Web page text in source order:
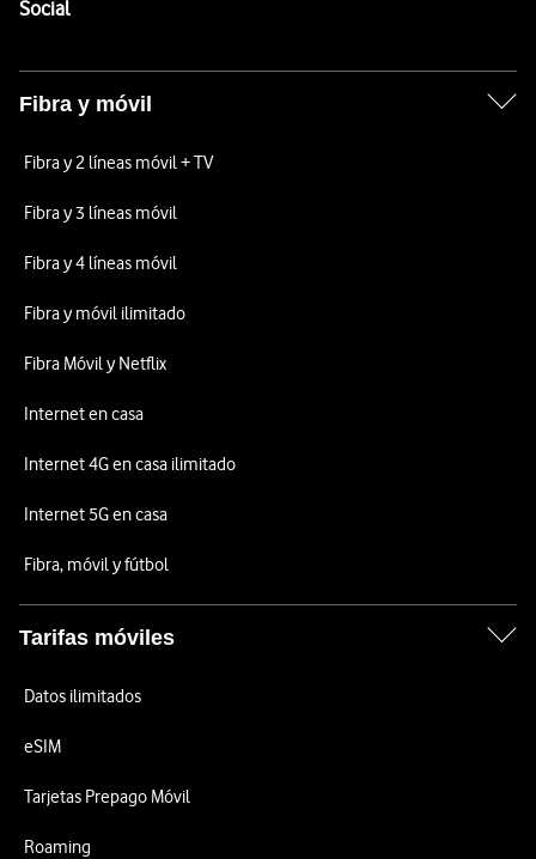
SocialEnlaces a las redes sociales de Vodafone
Fibra y móvil
Fibra y 2 líneas móvil + TV
Fibra y 3 líneas móvil
Fibra y 4 líneas móvil
Fibra y móvil ilimitado
Fibra Móvil y Netflix
Internet en casa
Internet 4G en casa ilimitado
Internet 5G en casa
Fibra, móvil y fútbol
Tarifas móviles
Datos ilimitados
eSIM
Tarjetas Prepago Móvil
Roaming